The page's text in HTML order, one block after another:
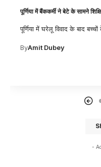
अवकाश ग्रहण करने पर शिक्षकों को
नवादा : जिले के नारदीगंज प्रखंड
-